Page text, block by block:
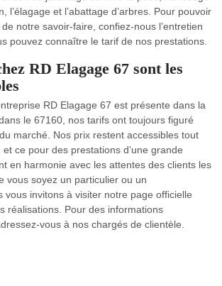
l’élagage et l’abattage d’arbres. Pour pouvoir
notre savoir-faire, confiez-nous l’entretien
pouvez connaître le tarif de nos prestations.
RD Elagage 67 sont les
RD Elagage 67 est présente dans la
le 67160, nos tarifs ont toujours figuré
marché. Nos prix restent accessibles tout
et ce pour des prestations d’une grande
en harmonie avec les attentes des clients les
vous soyez un particulier ou un
vous invitons à visiter notre page officielle
réalisations. Pour des informations
vous à nos chargés de clientèle.